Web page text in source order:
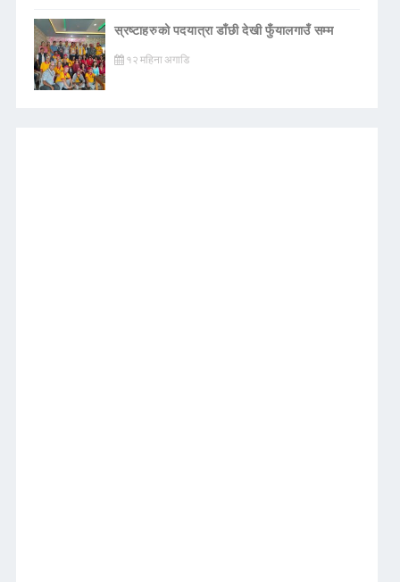
स्रष्टाहरुको पदयात्रा डाँछी देखी फुँयालगाउँ सम्म
१२ महिना अगाडि